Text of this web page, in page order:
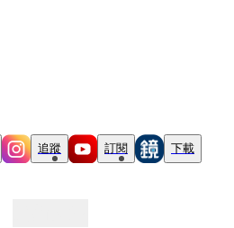
追蹤 訂閱 下載